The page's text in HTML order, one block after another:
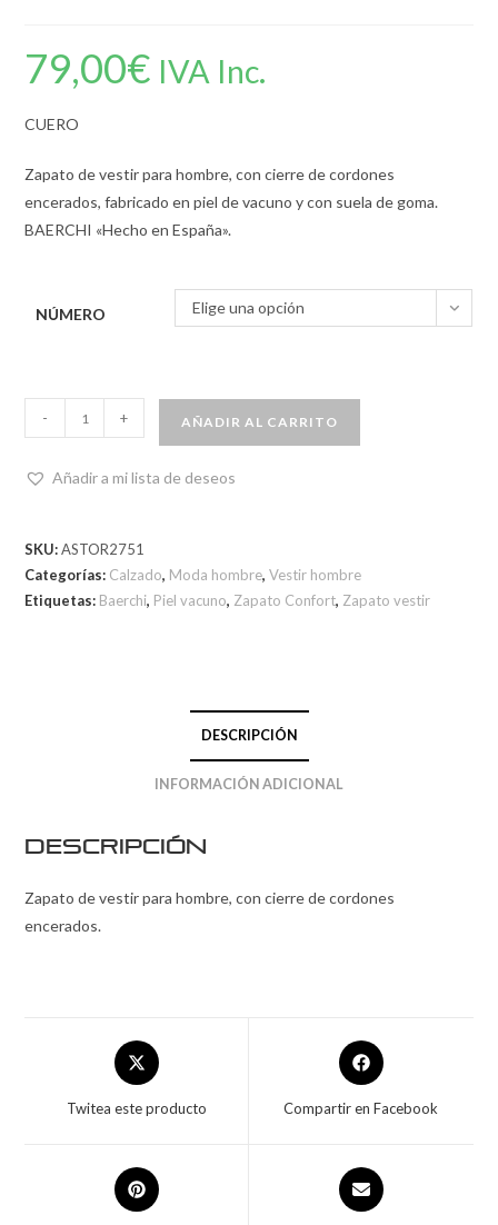
79,00€ IVA Inc.
CUERO
Zapato de vestir para hombre, con cierre de cordones
encerados, fabricado en piel de vacuno y con suela de goma.
BAERCHI «Hecho en España».
NÚMERO Elige una opción
- + AÑADIR AL CARRITO
Añadir a mi lista de deseos
SKU:ASTOR2751
Categorías: Calzado, Moda hombre,Vestir hombre
Etiquetas: Baerchi, Piel vacuno, Zapato Confort, Zapato vestir
DESCRIPCIÓN
INFORMACIÓN ADICIONAL
Descripción
Zapato de vestir para hombre, con cierre de cordones
encerados.
Twitea este producto Compartir en Facebook